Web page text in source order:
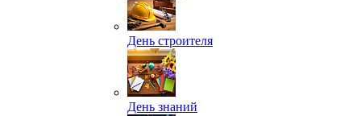
День строителя
День знаний